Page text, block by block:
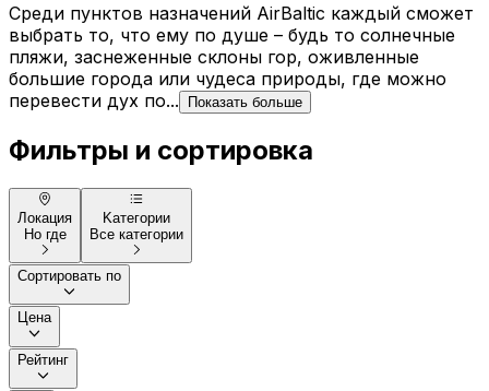
Среди пунктов назначений AirBaltic каждый сможет
выбрать то, что ему по душе – будь то солнечные
пляжи, заснеженные склоны гор, оживленные
большие города или чудеса природы, где можно
перевести дух по...
Показать больше
Фильтры и сортировка
Локация
Но где
Kатегории
Все категории
Сортировать по
Цена
Рейтинг